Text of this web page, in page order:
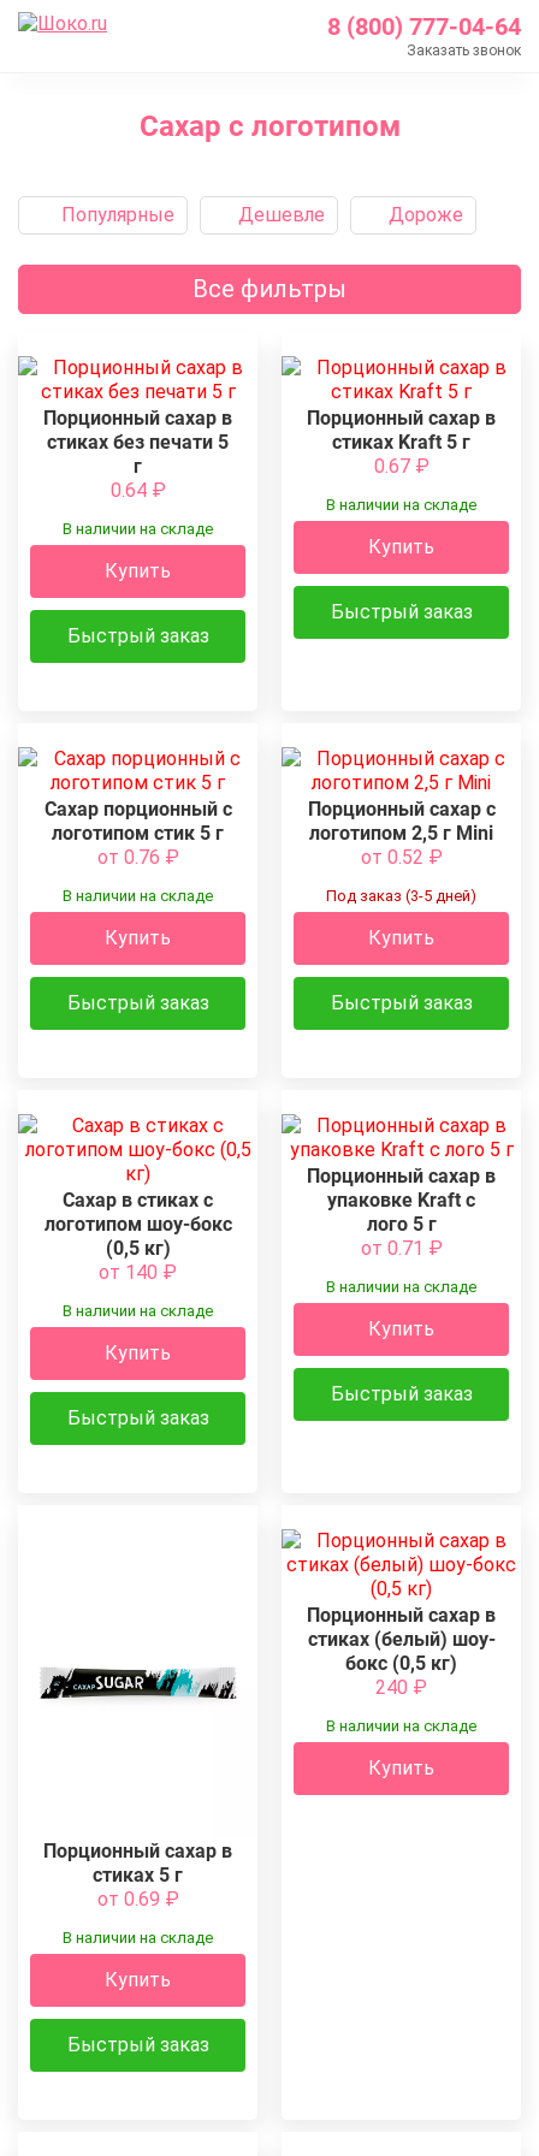
8 (800) 777-04-64
Заказать звонок
Сахар с логотипом
Популярные Дешевле Дороже
Все фильтры
Порционный сахар в
стиках без печати 5
г
0.64 ₽
В наличии на складе
Купить
Быстрый заказ
Порционный сахар в
стиках Kraft 5 г
0.67 ₽
В наличии на складе
Купить
Быстрый заказ
Сахар порционный с
логотипом стик 5 г
от 0.76 ₽
В наличии на складе
Купить
Быстрый заказ
Порционный сахар с
логотипом 2,5 г Mini
от 0.52 ₽
Под заказ (3-5 дней)
Купить
Быстрый заказ
Сахар в стиках с
логотипом шоу-бокс
(0,5 кг)
от 140 ₽
В наличии на складе
Купить
Быстрый заказ
Порционный сахар в
упаковке Kraft с
лого 5 г
от 0.71 ₽
В наличии на складе
Купить
Быстрый заказ
Порционный сахар в
стиках 5 г
от 0.69 ₽
В наличии на складе
Купить
Быстрый заказ
Порционный сахар в
стиках (белый) шоу-
бокс (0,5 кг)
240 ₽
В наличии на складе
Купить